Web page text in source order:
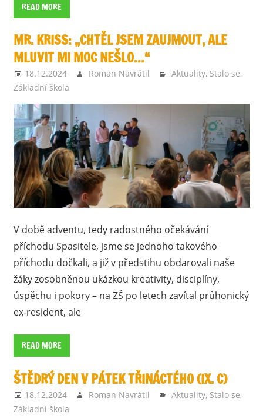
READ MORE
MR. KRISS: „CHTĚL JSEM ZAUJMOUT, ALE
MLUVIT MI MOC NEŠLO…“
18.12.2024 Roman Navrátil Aktuality, Stalo se,
Základní škola
V době adventu, tedy radostného očekávání
příchodu Spasitele, jsme se jednoho takového
příchodu dočkali, a již v předstihu obdarovali naše
žáky zosobněnou ukázkou kreativity, disciplíny,
úspěchu i pokory – na ZŠ po letech zavítal průhonický
ex-resident, ale
READ MORE
ŠTĚDRÝ DEN V PÁTEK TŘINÁCTÉHO (IX. C)
18.12.2024 Roman Navrátil Aktuality, Stalo se,
Základní škola